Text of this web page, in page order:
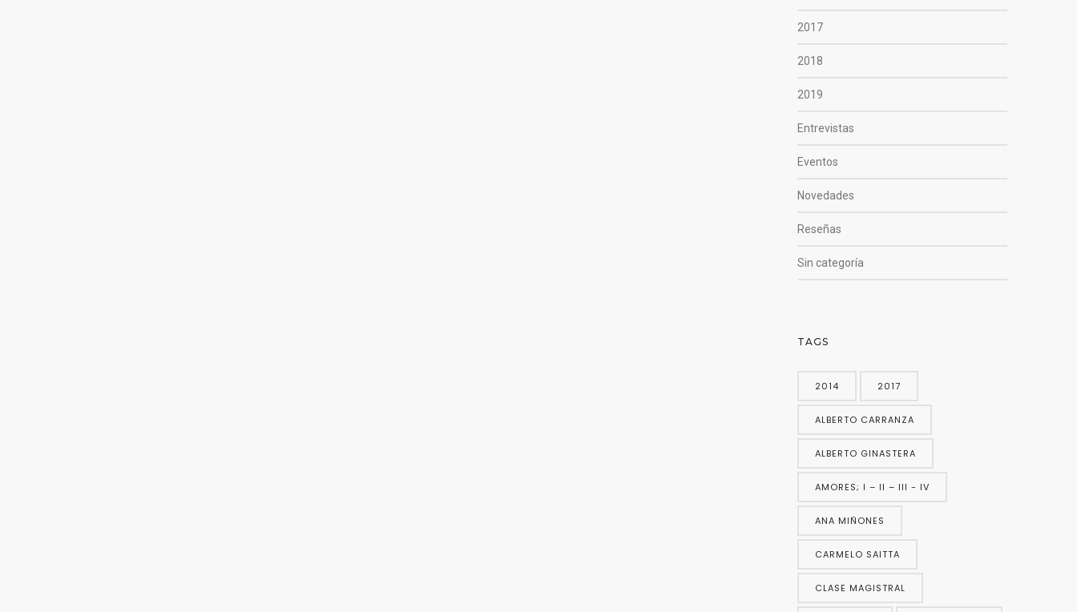
2017
2018
2019
Entrevistas
Eventos
Novedades
Reseñas
Sin categoría
TAGS
2014 2017
ALBERTO CARRANZA
ALBERTO GINASTERA
AMORES; I – II – III - IV
ANA MIÑONES
CARMELO SAITTA
CLASE MAGISTRAL